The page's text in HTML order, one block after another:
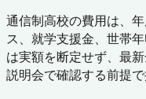
通信制高校の費用は、
ス、就学支援金、世帯
は実額を断定せず、最
説明会で確認する前提で